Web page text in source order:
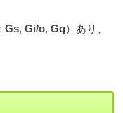
Gs,Gi/o,Gq）あり、